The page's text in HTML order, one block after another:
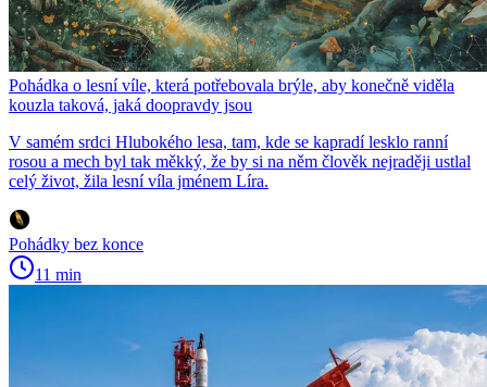
Pohádka o lesní víle, která potřebovala brýle, aby konečně viděla
kouzla taková, jaká doopravdy jsou
V samém srdci Hlubokého lesa, tam, kde se kapradí lesklo ranní
rosou a mech byl tak měkký, že by si na něm člověk nejraději ustlal
celý život, žila lesní víla jménem Líra.
Pohádky bez konce
11 min